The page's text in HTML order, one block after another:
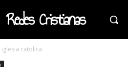
Redes Cristianas
iglesia catolica